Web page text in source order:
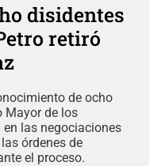
disidentes
retiró
de ocho
Mayor de los
las negociaciones
órdenes de
el proceso.